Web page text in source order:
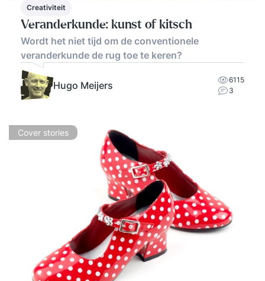
Creativiteit
Veranderkunde: kunst of kitsch
Wordt het niet tijd om de conventionele
veranderkunde de rug toe te keren?
Hugo Meijers
6115
3
Cover stories